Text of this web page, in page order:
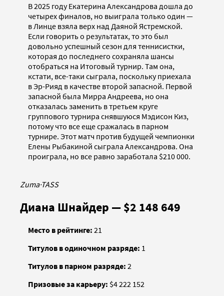
В 2025 году Екатерина Александрова дошла до
четырех финалов, но выиграла только один —
в Линце взяла верх над Даяной Ястремской.
Если говорить о результатах, то это был
довольно успешный сезон для теннисистки,
которая до последнего сохраняла шансы
отобраться на Итоговый турнир. Там она,
кстати, все-таки сыграла, поскольку приехала
в Эр-Рияд в качестве второй запасной. Первой
запасной была Мирра Андреева, но она
отказалась заменить в третьем круге
группового турнира снявшуюся Мэдисон Киз,
потому что все еще сражалась в парном
турнире. Этот матч против будущей чемпионки
Елены Рыбакиной сыграла Александрова. Она
проиграла, но все равно заработала $210 000.
Zuma·TASS
Диана Шнайдер — $2 148 649
Место в рейтинге: 21
Титулов в одиночном разряде: 1
Титулов в парном разряде: 2
Призовые за карьеру: $4 222 152